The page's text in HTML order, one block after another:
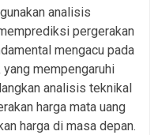
analisis
pergerakan
mengacu pada
mempengaruhi
analisis teknikal
harga mata uang
harga di masa depan.